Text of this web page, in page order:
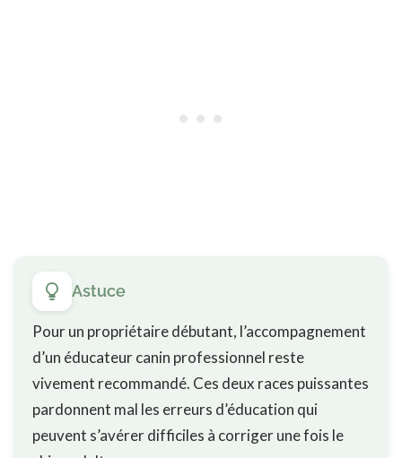
Astuce
Pour un propriétaire débutant, l’accompagnement
d’un éducateur canin professionnel reste
vivement recommandé. Ces deux races puissantes
pardonnent mal les erreurs d’éducation qui
peuvent s’avérer difficiles à corriger une fois le